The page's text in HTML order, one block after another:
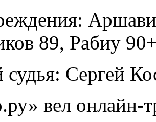
89, Рабиу
судья: Сергей
вел онлайн-